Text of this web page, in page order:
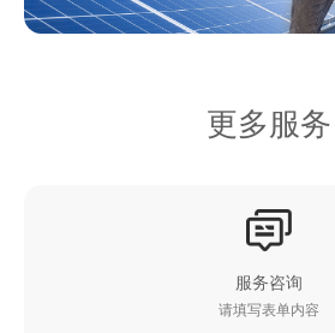
更多服务
服务咨询
请填写表单内容